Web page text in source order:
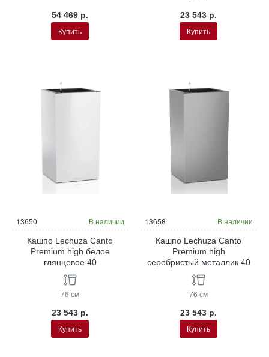
54 469 р.
Купить
23 543 р.
Купить
13650 В наличии
Кашпо Lechuza Canto
Premium high белое
глянцевое 40
76 см
23 543 р.
Купить
13658 В наличии
Кашпо Lechuza Canto
Premium high
серебристый металлик 40
76 см
23 543 р.
Купить